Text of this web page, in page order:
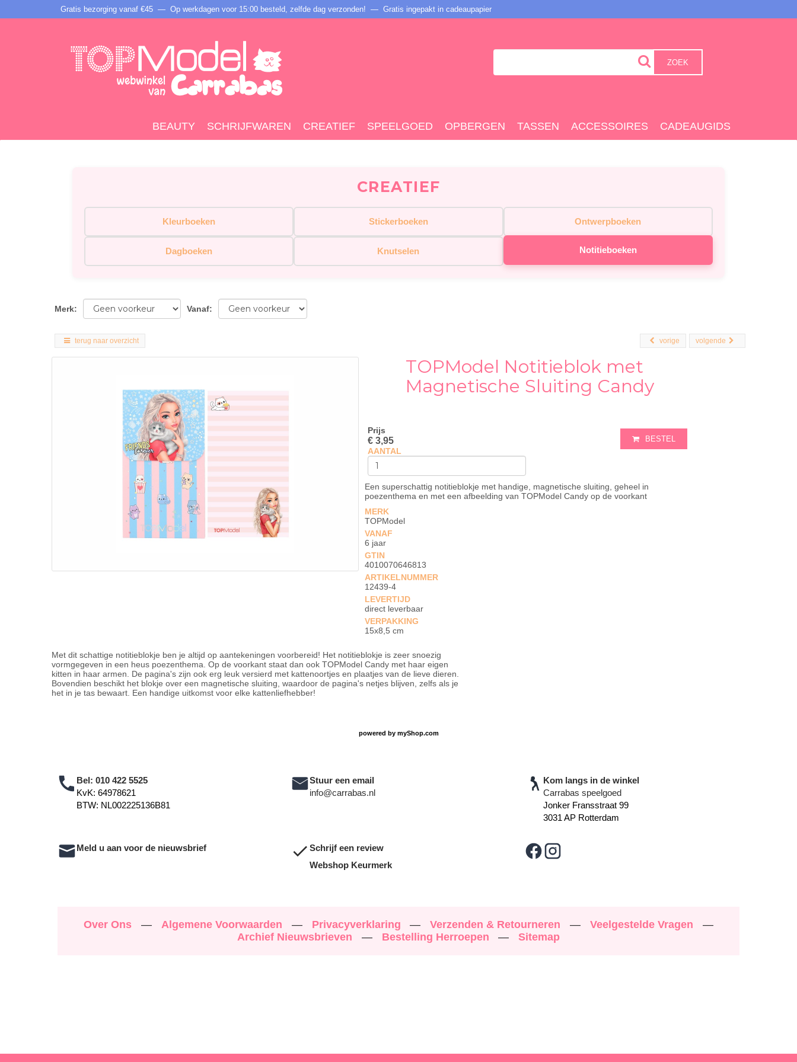
Gratis bezorging vanaf €45 — Op werkdagen voor 15:00 besteld, zelfde dag verzonden! — Gratis ingepakt in cadeaupapier
ZOEK
BEAUTY SCHRIJFWAREN CREATIEF SPEELGOED OPBERGEN TASSEN ACCESSOIRES CADEAUGIDS
CREATIEF
Kleurboeken Stickerboeken Ontwerpboeken
Dagboeken Knutselen Notitieboeken
Merk: Vanaf:
terug naar overzicht volgende
vorige
TOPModel Notitieblok met
Magnetische Sluiting Candy
Prijs
€ 3,95
AANTAL
BESTEL
Een superschattig notitieblokje met handige, magnetische sluiting, geheel in
poezenthema en met een afbeelding van TOPModel Candy op de voorkant
MERK
TOPModel
VANAF
6 jaar
GTIN
4010070646813
ARTIKELNUMMER
12439-4
LEVERTIJD
direct leverbaar
VERPAKKING
15x8,5 cm
Met dit schattige notitieblokje ben je altijd op aantekeningen voorbereid! Het notitieblokje is zeer snoezig
vormgegeven in een heus poezenthema. Op de voorkant staat dan ook TOPModel Candy met haar eigen
kitten in haar armen. De pagina's zijn ook erg leuk versierd met kattenoortjes en plaatjes van de lieve dieren.
Bovendien beschikt het blokje over een magnetische sluiting, waardoor de pagina's netjes blijven, zelfs als je
het in je tas bewaart. Een handige uitkomst voor elke kattenliefhebber!
powered by myShop.com
Bel: 010 422 5525
KvK: 64978621
BTW: NL002225136B81
Stuur een email
info@carrabas.nl
Kom langs in de winkel
Carrabas speelgoed
Jonker Fransstraat 99
3031 AP Rotterdam
Meld u aan voor de nieuwsbrief
Schrijf een review
Webshop Keurmerk
Over Ons — Algemene Voorwaarden — Privacyverklaring — Verzenden & Retourneren — Veelgestelde Vragen
—
Archief Nieuwsbrieven
— Bestelling Herroepen — Sitemap